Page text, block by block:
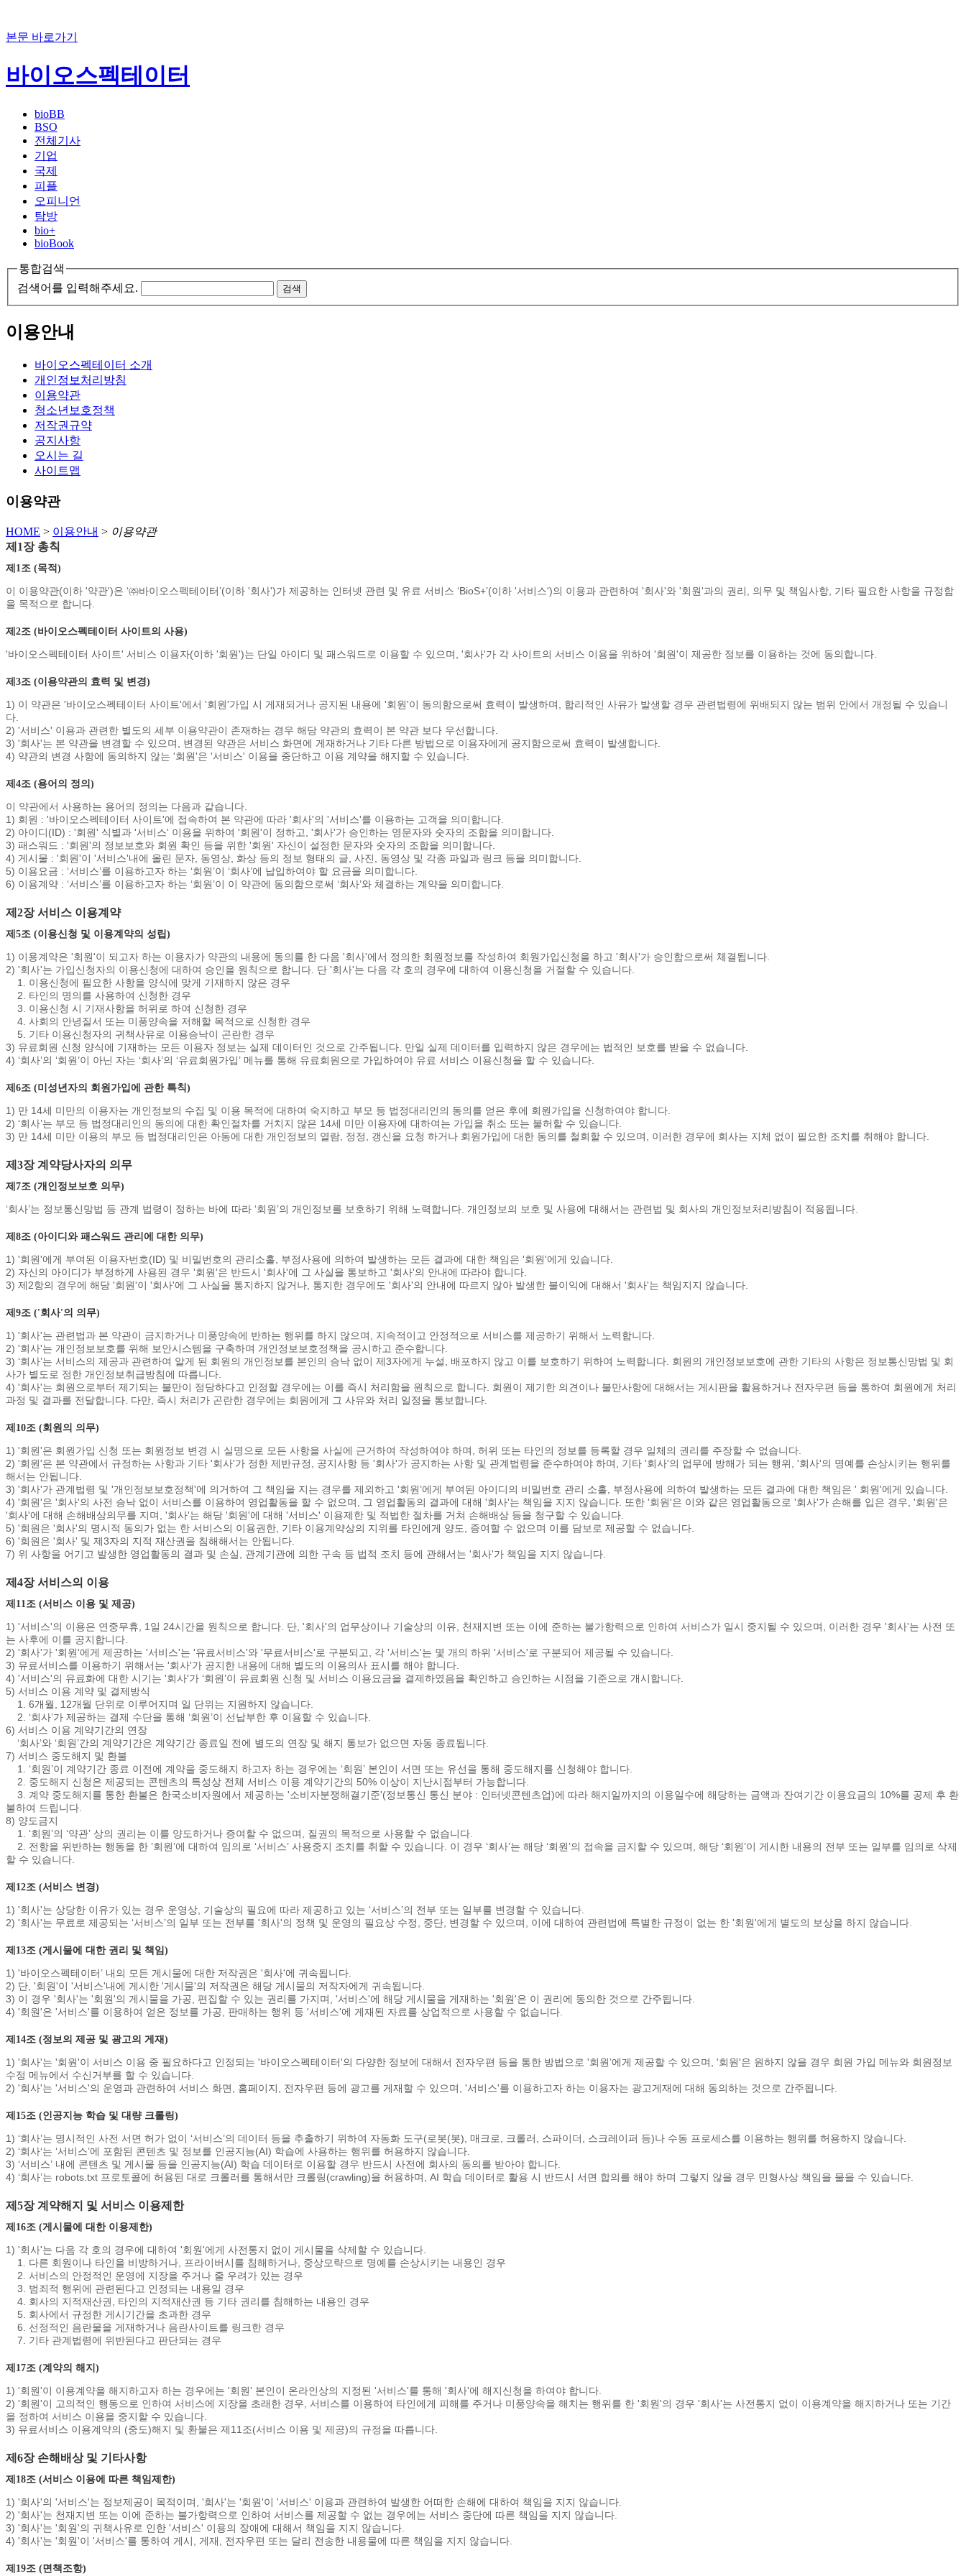
본문 바로가기
바이오스펙테이터
bioBB
BSO
전체기사
기업
국제
피플
오피니언
탐방
bio+
bioBook
통합검색
검색어를 입력해주세요.
검색
이용안내
바이오스펙테이터 소개
개인정보처리방침
이용약관
청소년보호정책
저작권규약
공지사항
오시는 길
사이트맵
이용약관
HOME > 이용안내 > 이용약관
제1장 총칙
제1조 (목적)
이 이용약관(이하 '약관')은 ‘㈜바이오스펙테이터’(이하 '회사')가 제공하는 인터넷 관련 및 유료 서비스 ‘BioS+’(이하 '서비스')의 이용과 관련하여 '회사'와 '회원'과의 권리, 의무 및 책임사항, 기타 필요한 사항을 규정함
을 목적으로 합니다.
제2조 (바이오스펙테이터 사이트의 사용)
'바이오스펙테이터 사이트' 서비스 이용자(이하 '회원')는 단일 아이디 및 패스워드로 이용할 수 있으며, '회사'가 각 사이트의 서비스 이용을 위하여 '회원'이 제공한 정보를 이용하는 것에 동의합니다.
제3조 (이용약관의 효력 및 변경)
1) 이 약관은 '바이오스펙테이터 사이트'에서 '회원'가입 시 게재되거나 공지된 내용에 '회원'이 동의함으로써 효력이 발생하며, 합리적인 사유가 발생할 경우 관련법령에 위배되지 않는 범위 안에서 개정될 수 있습니
다.
2) '서비스' 이용과 관련한 별도의 세부 이용약관이 존재하는 경우 해당 약관의 효력이 본 약관 보다 우선합니다.
3) '회사'는 본 약관을 변경할 수 있으며, 변경된 약관은 서비스 화면에 게재하거나 기타 다른 방법으로 이용자에게 공지함으로써 효력이 발생합니다.
4) 약관의 변경 사항에 동의하지 않는 '회원'은 '서비스' 이용을 중단하고 이용 계약을 해지할 수 있습니다.
제4조 (용어의 정의)
이 약관에서 사용하는 용어의 정의는 다음과 같습니다.
1) 회원 : '바이오스펙테이터 사이트'에 접속하여 본 약관에 따라 '회사'의 '서비스'를 이용하는 고객을 의미합니다.
2) 아이디(ID) : '회원' 식별과 '서비스' 이용을 위하여 '회원'이 정하고, '회사'가 승인하는 영문자와 숫자의 조합을 의미합니다.
3) 패스워드 : '회원'의 정보보호와 회원 확인 등을 위한 '회원' 자신이 설정한 문자와 숫자의 조합을 의미합니다.
4) 게시물 : '회원'이 '서비스'내에 올린 문자, 동영상, 화상 등의 정보 형태의 글, 사진, 동영상 및 각종 파일과 링크 등을 의미합니다.
5) 이용요금 : ‘서비스’를 이용하고자 하는 ‘회원’이 ‘회사’에 납입하여야 할 요금을 의미합니다.
6) 이용계약 : ‘서비스’를 이용하고자 하는 ‘회원’이 이 약관에 동의함으로써 ‘회사’와 체결하는 계약을 의미합니다.
제2장 서비스 이용계약
제5조 (이용신청 및 이용계약의 성립)
1) 이용계약은 '회원'이 되고자 하는 이용자가 약관의 내용에 동의를 한 다음 '회사'에서 정의한 회원정보를 작성하여 회원가입신청을 하고 '회사'가 승인함으로써 체결됩니다.
2) '회사'는 가입신청자의 이용신청에 대하여 승인을 원칙으로 합니다. 단 '회사'는 다음 각 호의 경우에 대하여 이용신청을 거절할 수 있습니다.
1. 이용신청에 필요한 사항을 양식에 맞게 기재하지 않은 경우
2. 타인의 명의를 사용하여 신청한 경우
3. 이용신청 시 기재사항을 허위로 하여 신청한 경우
4. 사회의 안녕질서 또는 미풍양속을 저해할 목적으로 신청한 경우
5. 기타 이용신청자의 귀책사유로 이용승낙이 곤란한 경우
3) 유료회원 신청 양식에 기재하는 모든 이용자 정보는 실제 데이터인 것으로 간주됩니다. 만일 실제 데이터를 입력하지 않은 경우에는 법적인 보호를 받을 수 없습니다.
4) ‘회사’의 ‘회원’이 아닌 자는 ‘회사’의 ‘유료회원가입’ 메뉴를 통해 유료회원으로 가입하여야 유료 서비스 이용신청을 할 수 있습니다.
제6조 (미성년자의 회원가입에 관한 특칙)
1) 만 14세 미만의 이용자는 개인정보의 수집 및 이용 목적에 대하여 숙지하고 부모 등 법정대리인의 동의를 얻은 후에 회원가입을 신청하여야 합니다.
2) ‘회사’는 부모 등 법정대리인의 동의에 대한 확인절차를 거치지 않은 14세 미만 이용자에 대하여는 가입을 취소 또는 불허할 수 있습니다.
3) 만 14세 미만 이용의 부모 등 법정대리인은 아동에 대한 개인정보의 열람, 정정, 갱신을 요청 하거나 회원가입에 대한 동의를 철회할 수 있으며, 이러한 경우에 회사는 지체 없이 필요한 조치를 취해야 합니다.
제3장 계약당사자의 의무
제7조 (개인정보보호 의무)
‘회사’는 정보통신망법 등 관계 법령이 정하는 바에 따라 ‘회원’의 개인정보를 보호하기 위해 노력합니다. 개인정보의 보호 및 사용에 대해서는 관련법 및 회사의 개인정보처리방침이 적용됩니다.
제8조 (아이디와 패스워드 관리에 대한 의무)
1) '회원'에게 부여된 이용자번호(ID) 및 비밀번호의 관리소홀, 부정사용에 의하여 발생하는 모든 결과에 대한 책임은 '회원'에게 있습니다.
2) 자신의 아이디가 부정하게 사용된 경우 '회원'은 반드시 '회사'에 그 사실을 통보하고 '회사'의 안내에 따라야 합니다.
3) 제2항의 경우에 해당 '회원'이 '회사'에 그 사실을 통지하지 않거나, 통지한 경우에도 '회사'의 안내에 따르지 않아 발생한 불이익에 대해서 '회사'는 책임지지 않습니다.
제9조 ('회사'의 의무)
1) '회사'는 관련법과 본 약관이 금지하거나 미풍양속에 반하는 행위를 하지 않으며, 지속적이고 안정적으로 서비스를 제공하기 위해서 노력합니다.
2) '회사'는 개인정보보호를 위해 보안시스템을 구축하며 개인정보보호정책을 공시하고 준수합니다.
3) ‘회사’는 서비스의 제공과 관련하여 알게 된 회원의 개인정보를 본인의 승낙 없이 제3자에게 누설, 배포하지 않고 이를 보호하기 위하여 노력합니다. 회원의 개인정보보호에 관한 기타의 사항은 정보통신망법 및 회
사가 별도로 정한 개인정보취급방침에 따릅니다.
4) '회사'는 회원으로부터 제기되는 불만이 정당하다고 인정할 경우에는 이를 즉시 처리함을 원칙으로 합니다. 회원이 제기한 의견이나 불만사항에 대해서는 게시판을 활용하거나 전자우편 등을 통하여 회원에게 처리
과정 및 결과를 전달합니다. 다만, 즉시 처리가 곤란한 경우에는 회원에게 그 사유와 처리 일정을 통보합니다.
제10조 (회원의 의무)
1) '회원'은 회원가입 신청 또는 회원정보 변경 시 실명으로 모든 사항을 사실에 근거하여 작성하여야 하며, 허위 또는 타인의 정보를 등록할 경우 일체의 권리를 주장할 수 없습니다.
2) '회원'은 본 약관에서 규정하는 사항과 기타 '회사'가 정한 제반규정, 공지사항 등 '회사'가 공지하는 사항 및 관계법령을 준수하여야 하며, 기타 '회사'의 업무에 방해가 되는 행위, '회사'의 명예를 손상시키는 행위를
해서는 안됩니다.
3) '회사'가 관계법령 및 '개인정보보호정책'에 의거하여 그 책임을 지는 경우를 제외하고 '회원’에게 부여된 아이디의 비밀번호 관리 소홀, 부정사용에 의하여 발생하는 모든 결과에 대한 책임은 ' 회원'에게 있습니다.
4) '회원'은 '회사'의 사전 승낙 없이 서비스를 이용하여 영업활동을 할 수 없으며, 그 영업활동의 결과에 대해 '회사'는 책임을 지지 않습니다. 또한 '회원'은 이와 같은 영업활동으로 '회사'가 손해를 입은 경우, '회원'은
'회사'에 대해 손해배상의무를 지며, '회사'는 해당 '회원'에 대해 '서비스' 이용제한 및 적법한 절차를 거쳐 손해배상 등을 청구할 수 있습니다.
5) '회원은 '회사'의 명시적 동의가 없는 한 서비스의 이용권한, 기타 이용계약상의 지위를 타인에게 양도, 증여할 수 없으며 이를 담보로 제공할 수 없습니다.
6) '회원은 '회사' 및 제3자의 지적 재산권을 침해해서는 안됩니다.
7) 위 사항을 어기고 발생한 영업활동의 결과 및 손실, 관계기관에 의한 구속 등 법적 조치 등에 관해서는 '회사'가 책임을 지지 않습니다.
제4장 서비스의 이용
제11조 (서비스 이용 및 제공)
1) '서비스'의 이용은 연중무휴, 1일 24시간을 원칙으로 합니다. 단, '회사'의 업무상이나 기술상의 이유, 천재지변 또는 이에 준하는 불가항력으로 인하여 서비스가 일시 중지될 수 있으며, 이러한 경우 '회사'는 사전 또
는 사후에 이를 공지합니다.
2) '회사'가 '회원'에게 제공하는 '서비스'는 '유료서비스'와 '무료서비스'로 구분되고, 각 '서비스'는 몇 개의 하위 '서비스'로 구분되어 제공될 수 있습니다.
3) 유료서비스를 이용하기 위해서는 '회사'가 공지한 내용에 대해 별도의 이용의사 표시를 해야 합니다.
4) '서비스'의 유료화에 대한 시기는 '회사'가 ‘회원’이 유료회원 신청 및 서비스 이용요금을 결제하였음을 확인하고 승인하는 시점을 기준으로 개시합니다.
5) 서비스 이용 계약 및 결제방식
1. 6개월, 12개월 단위로 이루어지며 일 단위는 지원하지 않습니다.
2. ‘회사’가 제공하는 결제 수단을 통해 ‘회원’이 선납부한 후 이용할 수 있습니다.
6) 서비스 이용 계약기간의 연장
‘회사’와 ‘회원’간의 계약기간은 계약기간 종료일 전에 별도의 연장 및 해지 통보가 없으면 자동 종료됩니다.
7) 서비스 중도해지 및 환불
1. ‘회원’이 계약기간 종료 이전에 계약을 중도해지 하고자 하는 경우에는 ‘회원’ 본인이 서면 또는 유선을 통해 중도해지를 신청해야 합니다.
2. 중도해지 신청은 제공되는 콘텐츠의 특성상 전체 서비스 이용 계약기간의 50% 이상이 지난시점부터 가능합니다.
3. 계약 중도해지를 통한 환불은 한국소비자원에서 제공하는 '소비자분쟁해결기준'(정보통신 통신 분야 : 인터넷콘텐츠업)에 따라 해지일까지의 이용일수에 해당하는 금액과 잔여기간 이용요금의 10%를 공제 후 환
불하여 드립니다.
8) 양도금지
1. ‘회원’의 ‘약관’ 상의 권리는 이를 양도하거나 증여할 수 없으며, 질권의 목적으로 사용할 수 없습니다.
2. 전항을 위반하는 행동을 한 ’회원’에 대하여 임의로 ‘서비스’ 사용중지 조치를 취할 수 있습니다. 이 경우 ‘회사’는 해당 ‘회원’의 접속을 금지할 수 있으며, 해당 ‘회원’이 게시한 내용의 전부 또는 일부를 임의로 삭제
할 수 있습니다.
제12조 (서비스 변경)
1) '회사'는 상당한 이유가 있는 경우 운영상, 기술상의 필요에 따라 제공하고 있는 ‘서비스’의 전부 또는 일부를 변경할 수 있습니다.
2) '회사'는 무료로 제공되는 ‘서비스’의 일부 또는 전부를 '회사'의 정책 및 운영의 필요상 수정, 중단, 변경할 수 있으며, 이에 대하여 관련법에 특별한 규정이 없는 한 '회원'에게 별도의 보상을 하지 않습니다.
제13조 (게시물에 대한 권리 및 책임)
1) '바이오스펙테이터’ 내의 모든 게시물에 대한 저작권은 '회사'에 귀속됩니다.
2) 단, '회원'이 '서비스'내에 게시한 '게시물'의 저작권은 해당 게시물의 저작자에게 귀속됩니다.
3) 이 경우 '회사'는 '회원'의 게시물을 가공, 편집할 수 있는 권리를 가지며, '서비스'에 해당 게시물을 게재하는 '회원'은 이 권리에 동의한 것으로 간주됩니다.
4) '회원'은 '서비스'를 이용하여 얻은 정보를 가공, 판매하는 행위 등 '서비스'에 게재된 자료를 상업적으로 사용할 수 없습니다.
제14조 (정보의 제공 및 광고의 게재)
1) '회사'는 '회원'이 서비스 이용 중 필요하다고 인정되는 '바이오스펙테이터'의 다양한 정보에 대해서 전자우편 등을 통한 방법으로 '회원’에게 제공할 수 있으며, '회원'은 원하지 않을 경우 회원 가입 메뉴와 회원정보
수정 메뉴에서 수신거부를 할 수 있습니다.
2) '회사'는 '서비스'의 운영과 관련하여 서비스 화면, 홈페이지, 전자우편 등에 광고를 게재할 수 있으며, '서비스'를 이용하고자 하는 이용자는 광고게재에 대해 동의하는 것으로 간주됩니다.
제15조 (인공지능 학습 및 대량 크롤링)
1) ‘회사’는 명시적인 사전 서면 허가 없이 ‘서비스’의 데이터 등을 추출하기 위하여 자동화 도구(로봇(봇), 매크로, 크롤러, 스파이더, 스크레이퍼 등)나 수동 프로세스를 이용하는 행위를 허용하지 않습니다.
2) ‘회사‘는 ‘서비스’에 포함된 콘텐츠 및 정보를 인공지능(AI) 학습에 사용하는 행위를 허용하지 않습니다.
3) ‘서비스’ 내에 콘텐츠 및 게시물 등을 인공지능(AI) 학습 데이터로 이용할 경우 반드시 사전에 회사의 동의를 받아야 합니다.
4) ‘회사’는 robots.txt 프로토콜에 허용된 대로 크롤러를 통해서만 크롤링(crawling)을 허용하며, AI 학습 데이터로 활용 시 반드시 서면 합의를 해야 하며 그렇지 않을 경우 민형사상 책임을 물을 수 있습니다.
제5장 계약해지 및 서비스 이용제한
제16조 (게시물에 대한 이용제한)
1) '회사'는 다음 각 호의 경우에 대하여 '회원'에게 사전통지 없이 게시물을 삭제할 수 있습니다.
1. 다른 회원이나 타인을 비방하거나, 프라이버시를 침해하거나, 중상모략으로 명예를 손상시키는 내용인 경우
2. 서비스의 안정적인 운영에 지장을 주거나 줄 우려가 있는 경우
3. 범죄적 행위에 관련된다고 인정되는 내용일 경우
4. 회사의 지적재산권, 타인의 지적재산권 등 기타 권리를 침해하는 내용인 경우
5. 회사에서 규정한 게시기간을 초과한 경우
6. 선정적인 음란물을 게재하거나 음란사이트를 링크한 경우
7. 기타 관계법령에 위반된다고 판단되는 경우
제17조 (계약의 해지)
1) '회원'이 이용계약을 해지하고자 하는 경우에는 '회원' 본인이 온라인상의 지정된 '서비스'를 통해 '회사'에 해지신청을 하여야 합니다.
2) '회원'이 고의적인 행동으로 인하여 서비스에 지장을 초래한 경우, 서비스를 이용하여 타인에게 피해를 주거나 미풍양속을 해치는 행위를 한 '회원'의 경우 '회사'는 사전통지 없이 이용계약을 해지하거나 또는 기간
을 정하여 서비스 이용을 중지할 수 있습니다.
3) 유료서비스 이용계약의 (중도)해지 및 환불은 제11조(서비스 이용 및 제공)의 규정을 따릅니다.
제6장 손해배상 및 기타사항
제18조 (서비스 이용에 따른 책임제한)
1) '회사'의 '서비스'는 정보제공이 목적이며, '회사'는 '회원'이 '서비스' 이용과 관련하여 발생한 어떠한 손해에 대하여 책임을 지지 않습니다.
2) '회사'는 천재지변 또는 이에 준하는 불가항력으로 인하여 서비스를 제공할 수 없는 경우에는 서비스 중단에 따른 책임을 지지 않습니다.
3) '회사'는 '회원'의 귀책사유로 인한 '서비스' 이용의 장애에 대해서 책임을 지지 않습니다.
4) '회사'는 '회원'이 '서비스'를 통하여 게시, 게재, 전자우편 또는 달리 전송한 내용물에 따른 책임을 지지 않습니다.
제19조 (면책조항)